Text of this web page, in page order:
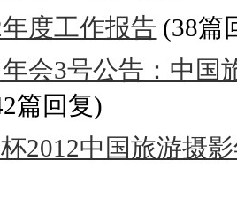
度工作报告 (38篇
会3号公告：中
篇回复)
2012中国旅游摄